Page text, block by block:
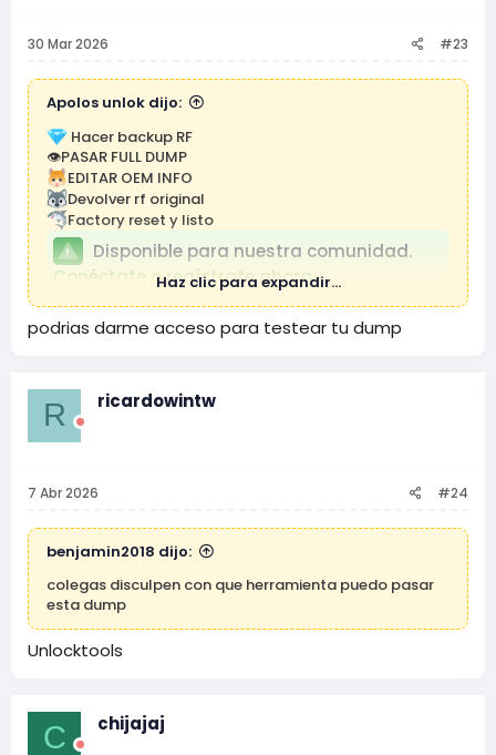
30 Mar 2026 #23
Apolos unlok dijo:
Hacer backup RF
👁PASAR FULL DUMP
EDITAR OEM INFO
Devolver rf original
Factory reset y listo
Disponible para nuestra comunidad.
Conéctate o regístrate ahora.
Haz clic para expandir...
podrias darme acceso para testear tu dump
R ricardowintw
7 Abr 2026 #24
benjamin2018 dijo:
colegas disculpen con que herramienta puedo pasar
esta dump
Unlocktools
C chijajaj